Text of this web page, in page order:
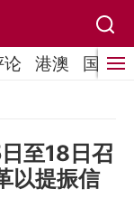
论 港澳 国际
至18日召
以提振信